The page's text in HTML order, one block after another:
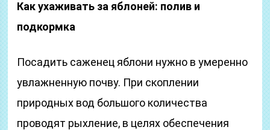
Как ухаживать за яблоней: полив и
подкормка
Посадить саженец яблони нужно в умеренно
увлажненную почву. При скоплении
природных вод большого количества
проводят рыхление, в целях обеспечения